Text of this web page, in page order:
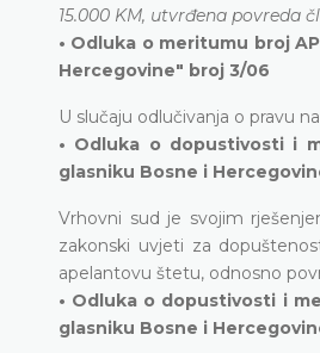
15.000 KM, utvrđena povreda
• Odluka o meritumu broj
Hercegovine" broj 3/06
U slučaju odlučivanja o pravu
• Odluka o dopustivosti i
glasniku Bosne i
Vrhovni sud je svojim
zakonski uvjeti za
apelantovu štetu, odnosno
• Odluka o dopustivosti i
glasniku Bosne i